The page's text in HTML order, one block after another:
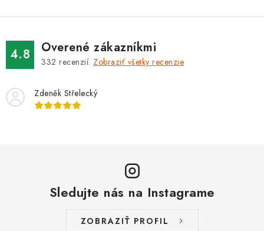
4.8 Overené zákazníkmi
332 recenzií. Zobraziť všetky recenzie
Zdeněk Střelecký
Sledujte nás na Instagrame
ZOBRAZIŤ PROFIL